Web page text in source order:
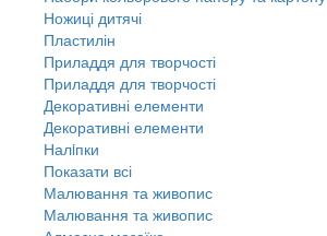
Ножиці дитячі
Пластилін
Приладдя для творчості
Приладдя для творчості
Декоративні елементи
Декоративні елементи
Налiпки
Показати всі
Малювання та живопис
Малювання та живопис